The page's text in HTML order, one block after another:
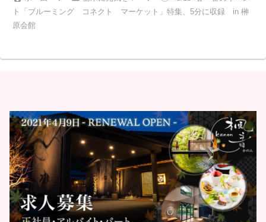
ト「ブルーミング コネクト マーケット」特集、5分に収録 in 榊
原会館